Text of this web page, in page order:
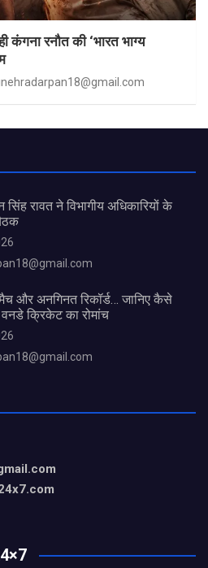
कंगना रनौत की ‘भारत भाग्य
सिंह रावत ने विभागीय अधिकारियों के
और अनगिनत रिकॉर्ड… जानिए कैसे
क्रिकेट का रोमांच